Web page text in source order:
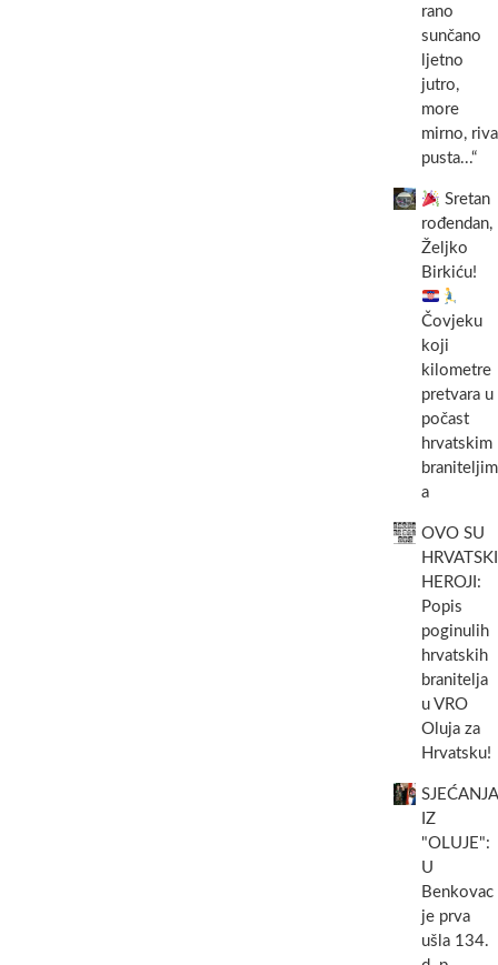
rano
sunčano
ljetno
jutro,
more
mirno, riva
pusta...“
Sretan
rođendan,
Željko
Birkiću!
Čovjeku
koji
kilometre
pretvara u
počast
hrvatskim
braniteljim
a
OVO SU
HRVATSKI
HEROJI:
Popis
poginulih
hrvatskih
branitelja
u VRO
Oluja za
Hrvatsku!
SJEĆANJA
IZ
"OLUJE":
U
Benkovac
je prva
ušla 134.